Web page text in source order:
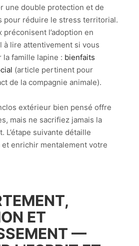
une double protection et de
pour réduire le stress territorial.
préconisent l’adoption en
à lire attentivement si vous
la famille lapine : bienfaits
(article pertinent pour
de la compagnie animale).
extérieur bien pensé offre
mais ne sacrifiez jamais la
L’étape suivante détaille
enrichir mentalement votre
ET
—